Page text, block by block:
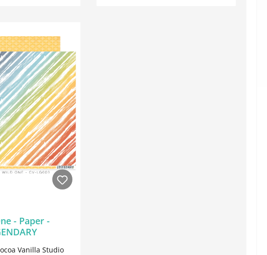
- Paper -
Vanilla Studio